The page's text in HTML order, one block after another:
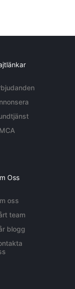
Oss
oss
team
blogg